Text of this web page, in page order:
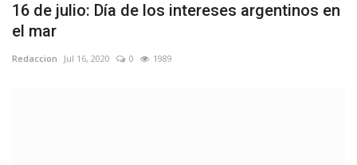
16 de julio: Día de los intereses argentinos en
el mar
Redaccion Jul 16, 2020 0 1989